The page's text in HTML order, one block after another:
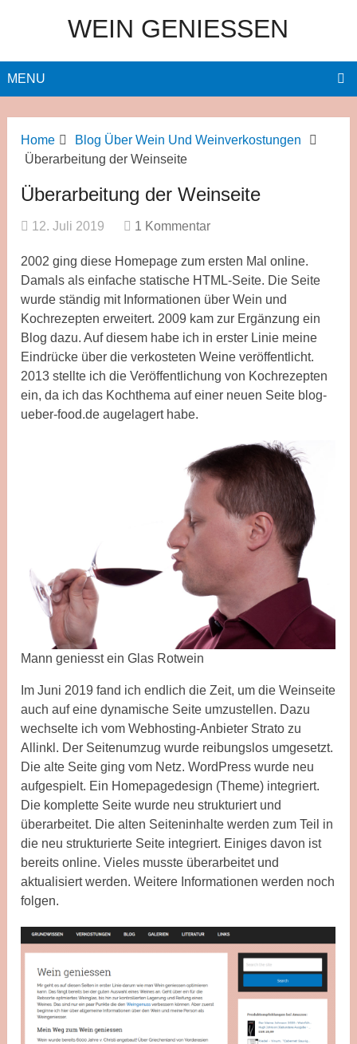
WEIN GENIESSEN
MENU
Home
Blog Über Wein Und Weinverkostungen
Überarbeitung der Weinseite
Überarbeitung der Weinseite
12. Juli 2019 1 Kommentar
2002 ging diese Homepage zum ersten Mal online.
Damals als einfache statische HTML-Seite. Die Seite
wurde ständig mit Informationen über Wein und
Kochrezepten erweitert. 2009 kam zur Ergänzung ein
Blog dazu. Auf diesem habe ich in erster Linie meine
Eindrücke über die verkosteten Weine veröffentlicht.
2013 stellte ich die Veröffentlichung von Kochrezepten
ein, da ich das Kochthema auf einer neuen Seite blog-
ueber-food.de augelagert habe.
Mann geniesst ein Glas Rotwein
Im Juni 2019 fand ich endlich die Zeit, um die Weinseite
auch auf eine dynamische Seite umzustellen. Dazu
wechselte ich vom Webhosting-Anbieter Strato zu
Allinkl. Der Seitenumzug wurde reibungslos umgesetzt.
Die alte Seite ging vom Netz. WordPress wurde neu
aufgespielt. Ein Homepagedesign (Theme) integriert.
Die komplette Seite wurde neu strukturiert und
überarbeitet. Die alten Seiteninhalte werden zum Teil in
die neu strukturierte Seite integriert. Einiges davon ist
bereits online. Vieles musste überarbeitet und
aktualisiert werden. Weitere Informationen werden noch
folgen.